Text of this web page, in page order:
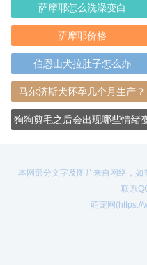
萨摩耶怎么洗澡变白
萨摩耶价格
伯恩山犬拉肚子怎么办
马尔济斯犬怀孕几个月生产？
狗狗剪毛之后会出现哪些情绪
本网部分文字及图片来自网络，
联系
萌宠网(https://